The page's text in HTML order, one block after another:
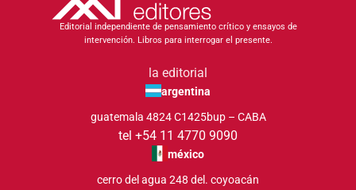
Editorial independiente de pensamiento crítico y ensayos de
intervención. Libros para interrogar el presente.
la editorial
argentina
guatemala 4824 C1425bup – CABA
tel +54 11 4770 9090
méxico
cerro del agua 248 del. coyoacán